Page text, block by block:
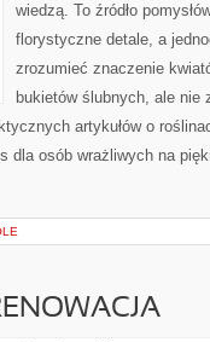
wiedzą. To źródło
florystyczne detale, a
zrozumieć znaczenie
bukietów ślubnych, ale nie
artykułów o
dla osób wrażliwych na